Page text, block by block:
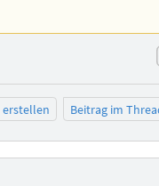
Beitrag im